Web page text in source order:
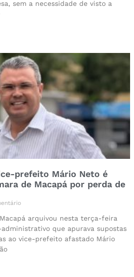
sem a necessidade de visto a
prefeito Mário Neto é
de Macapá por perda de
arquivou nesta terça-feira
que apurava supostas
ao vice-prefeito afastado Mário